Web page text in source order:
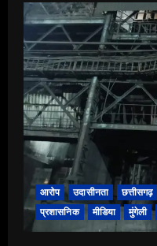
की
मिसाल
बने
शेशव,
सीए
बनकर
बढ़ाया
क्षेत्र
का
सम्मान।
आरोप उदासीनता छत्तीसगढ़
प्रशासनिक
मीडिया मुंगेली